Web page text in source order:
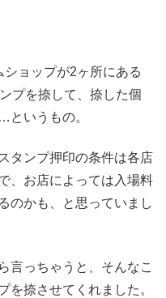
ョップが2ヶ所にある
プを捺して、捺した個
というもの。
タンプ押印の条件は各店
、お店によっては入場料
のかも、と思っていまし
言っちゃうと、そんなこ
を捺させてくれました。